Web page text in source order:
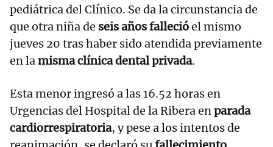
pediátrica del Clínico. Se da la circunstancia de
que otra niña de seis años fallecióel mismo
jueves 20 tras haber sido atendida previamente
en lamisma clínica dental privada.
Esta menor ingresó a las 16.52 horas en
Urgencias del Hospital de la Ribera enparada
cardiorrespiratoria, y pese a los intentos de